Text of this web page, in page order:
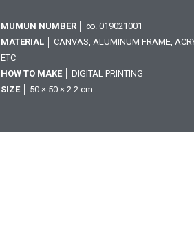
MUMUN NUMBER │ ∞. 019021001
MATERIAL │ CANVAS, ALUMINUM FRAME,
ETC
HOW TO MAKE │ DIGITAL PRINTING
SIZE │ 50 × 50 × 2.2 cm